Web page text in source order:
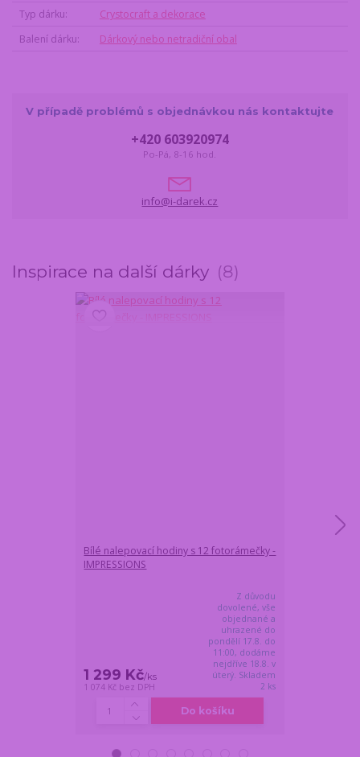
Typ dárku
Crystocraft a dekorace
Balení dárku
Dárkový nebo netradiční obal
V případě problémů s objednávkou nás kontaktujte
+420 603920974
Po-Pá, 8-16 hod.
info@i-darek.cz
Inspirace na další dárky 8
Bílé nalepovací hodiny s 12 fotorámečky -
IMPRESSIONS
1 299 Kč/ks
1 074 Kč bez DPH
Z důvodu
dovolené, vše
objednané a
uhrazené do
pondělí 17.8. do
11:00, dodáme
nejdříve 18.8. v
úterý. Skladem
2 ks
Do košíku